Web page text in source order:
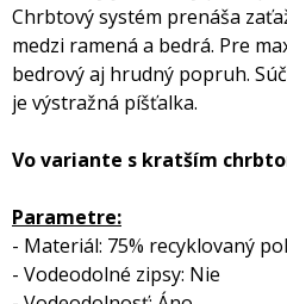
Chrbtový systém prenáša
medzi ramená a bedrá. Pre
bedrový aj hrudný popruh.
je výstražná píšťalka.
Vo variante s kratším
Parametre:
- Materiál: 75% recyklovaný
- Vodeodolné zipsy: Nie